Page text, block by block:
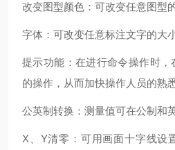
改变图型颜色：可改变任意图型
字体：可改变任意标注文字的大
提示功能：在进行命令操作时
的操作，从而加快操作人员的熟
公英制转换：测量值可在公制和
X Y清零：可用画面十字线设